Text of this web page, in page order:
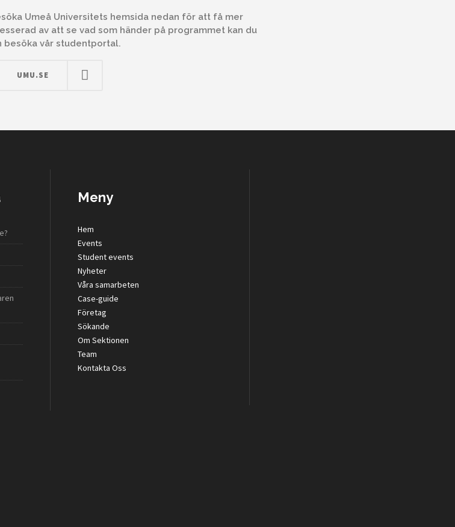
Umeå Universitets hemsida nedan för att få mer
av att se vad som händer på programmet kan du
besöka vår studentportal.
UMU.SE
Meny
Hem
Events
Student events
Nyheter
Våra samarbeten
Case-guide
Företag
Sökande
Om Sektionen
Team
Kontakta Oss